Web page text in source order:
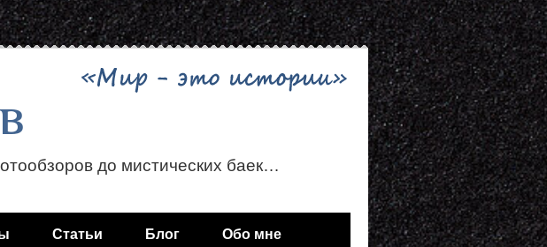
до мистических баек…
Статьи Блог Обо мне